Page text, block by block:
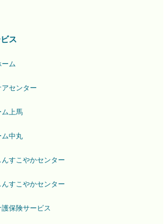
ス
ーム
センター
ム上馬
ム中丸
すこやかセンター
すこやかセンター
保険サービス